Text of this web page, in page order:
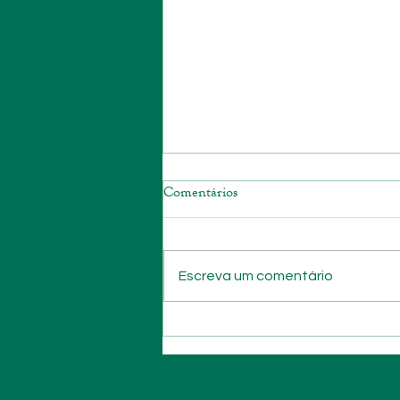
Contemple a humanidade
Comentários
Escreva um comentário